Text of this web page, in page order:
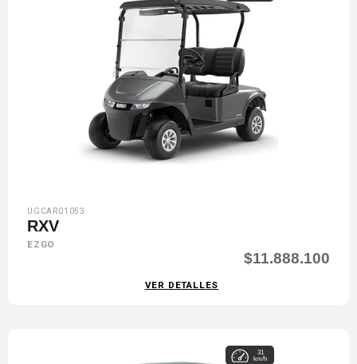
UGCAR01053
RXV
EZGO
$11.888.100
VER DETALLES
31
km/h